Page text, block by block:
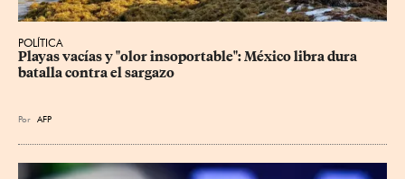
POLÍTICA
Playas vacías y "olor insoportable": México libra dura
batalla contra el sargazo
Por AFP